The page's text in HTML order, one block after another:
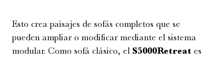
Esto crea paisajes de sofás completos que se
pueden ampliar o modificar mediante el sistema
modular. Como sofá clásico, el S5000Retreat es